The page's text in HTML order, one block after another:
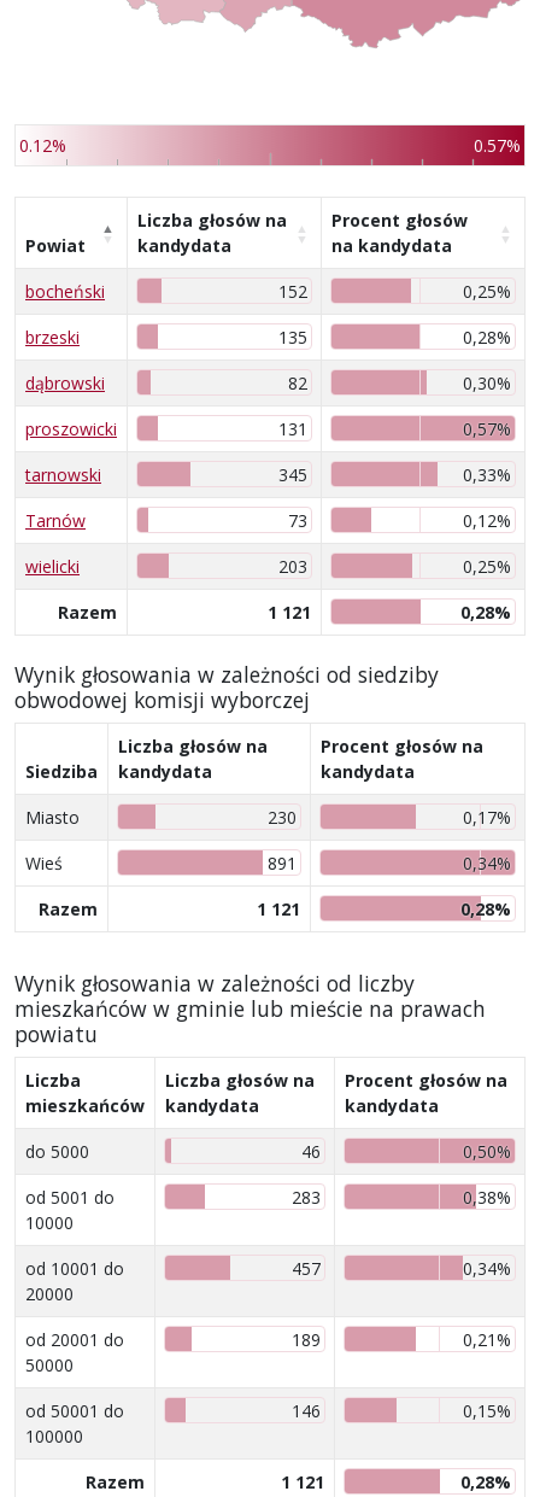
0.12% 0.57%
Powiat
Liczba głosów na
kandydata
Procent głosów
na kandydata
bocheński
152
0,25%
brzeski
135
0,28%
dąbrowski
82
0,30%
proszowicki
131
0,57%
tarnowski
345
0,33%
Tarnów
73
0,12%
wielicki
203
0,25%
Razem
1 121 0,28%
Wynik głosowania w zależności od siedziby
obwodowej komisji wyborczej
Siedziba
Liczba głosów na
kandydata
Procent głosów na
kandydata
Miasto
230
0,17%
Wieś
891
0,34%
Razem
1 121 0,28%
Wynik głosowania w zależności od liczby
mieszkańców w gminie lub mieście na prawach
powiatu
Liczba
mieszkańców
Liczba głosów na
kandydata
Procent głosów na
kandydata
do 5000
46
0,50%
od 5001 do
10000
283 0,38%
od 10001 do
20000
457 0,34%
od 20001 do
50000
189 0,21%
od 50001 do
100000
146 0,15%
Razem 1 121 0,28%